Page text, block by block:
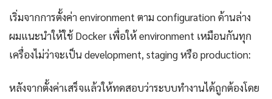
เริ่มจากการตั้งค่า environment ตาม configuration ด้านล่าง
ผมแนะนำให้ใช้ Docker เพื่อให้ environment เหมือนกันทุก
เครื่องไม่ว่าจะเป็น development, staging หรือ production:
หลังจากตั้งค่าเสร็จแล้วให้ทดสอบว่าระบบทำงานได้ถูกต้องโดย